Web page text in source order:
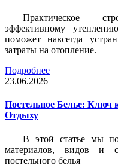
Практическое
эффективному
поможет навсегда
затраты на отопление.
Подробнее
23.06.2026
Постельное Белье: Ключ
Отдыху
В этой статье мы
материалов, видов и
постельного белья